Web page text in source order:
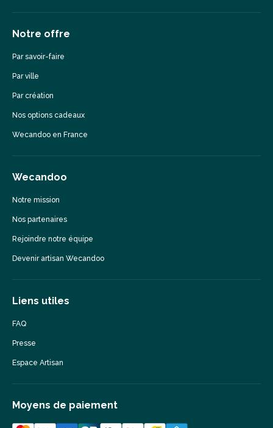
Notre offre
Par savoir-faire
Par ville
Par création
Nos options cadeaux
Wecandoo en France
Wecandoo
Notre mission
Nos partenaires
Rejoindre notre équipe
Devenir artisan Wecandoo
Liens utiles
FAQ
Presse
Espace Artisan
Moyens de paiement